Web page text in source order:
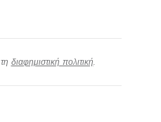
διαφημιστική πολιτική.